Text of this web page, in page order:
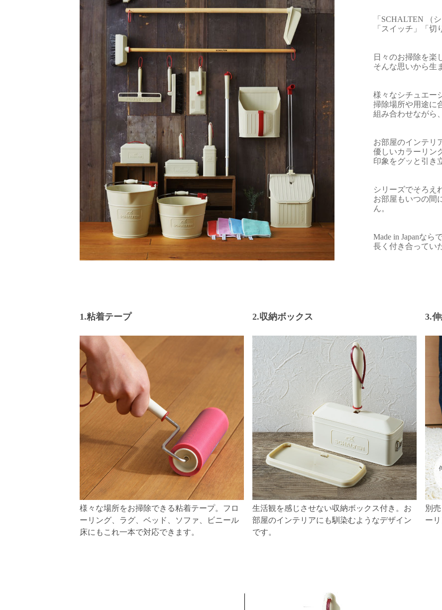
「SCHALTEN （
「スイッチ」「切
日々のお掃除を楽
そんな思いから生
様々なシチュエー
掃除場所や用途に
組み合わせながら
お部屋のインテリ
優しいカラーリン
印象をグッと引き
シリーズでそろえ
お部屋もいつの間
ん。
Made in Japanなら
長く付き合ってい
1.粘着テープ
様々な場所をお掃除できる粘着テープ。フロ
ーリング、ラグ、ベッド、ソファ、ビニール
床にもこれ一本で対応できます。
2.収納ボックス
生活観を感じさせない収納ボックス付き。お
部屋のインテリアにも馴染むようなデザイン
です。
3.
別
ー